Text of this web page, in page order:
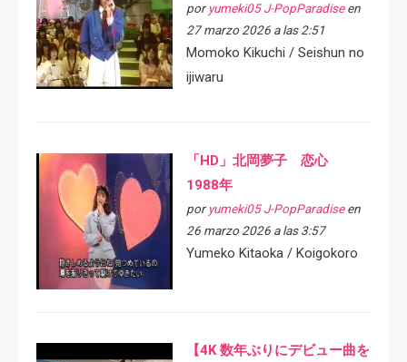
por yumeki05 J-PopParadiseen
27 marzo 2026 a las 2:51
Momoko Kikuchi / Seishun no
ijiwaru
「HD」北岡夢子 恋心
1988年
por yumeki05 J-PopParadiseen
26 marzo 2026 a las 3:57
Yumeko Kitaoka / Koigokoro
【4K 数年ぶりにデビュー曲を